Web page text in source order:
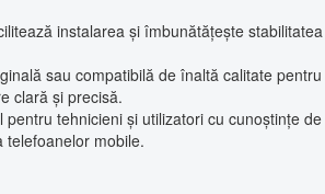
instalarea și îmbunătățește stabilitatea
sau compatibilă de înaltă calitate pentru
clară și precisă.
pentru tehnicieni și utilizatori cu cunoștințe de
mobile.